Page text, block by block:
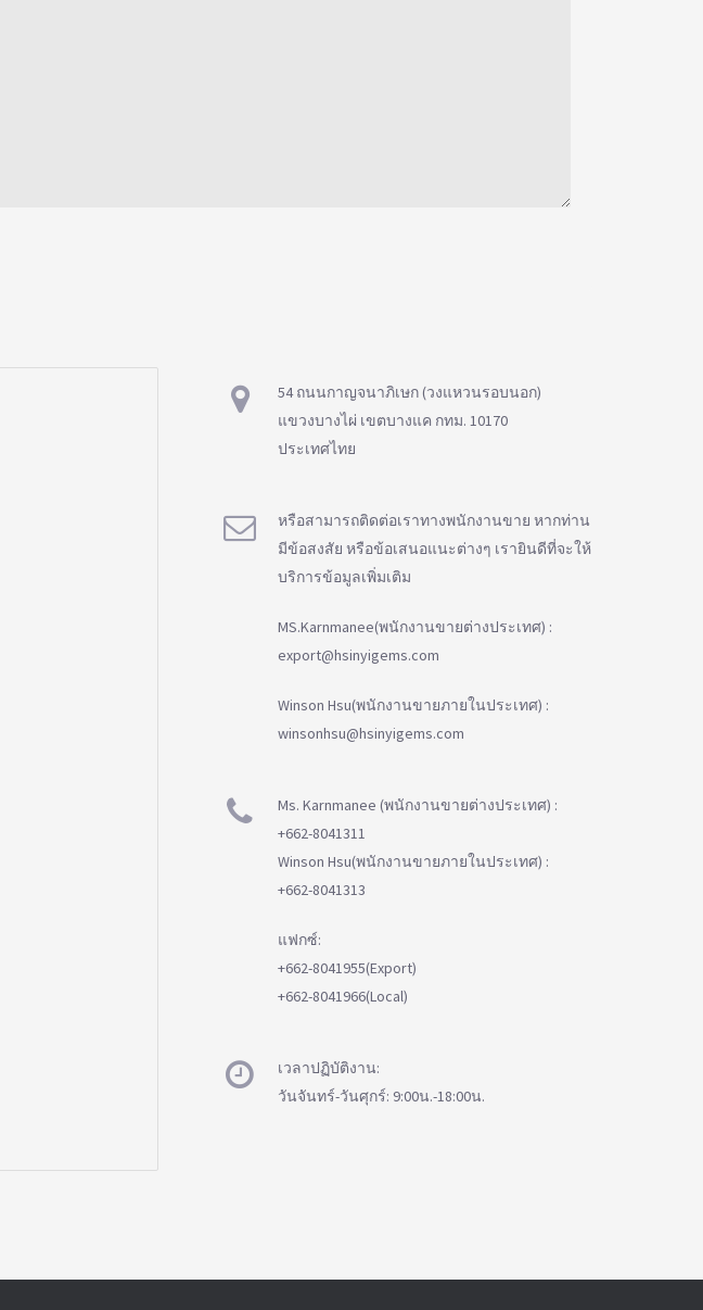
54 ถนนกาญจนาภิเษก (วงแหวนรอบนอก)
แขวงบางไผ่ เขตบางแค กทม. 10170
ประเทศไทย
หรือสามารถติดต่อเราทางพนักงานขาย หากท่าน
มีข้อสงสัย หรือข้อเสนอแนะต่างๆ เรายินดีที่จะให้
บริการข้อมูลเพิ่มเติม
MS.Karnmanee(พนักงานขายต่างประเทศ) :
export@hsinyigems.com
Winson Hsu(พนักงานขายภายในประเทศ) :
winsonhsu@hsinyigems.com
Ms. Karnmanee (พนักงานขายต่างประเทศ) :
+662-8041311
Winson Hsu(พนักงานขายภายในประเทศ) :
+662-8041313
แฟกซ์:
+662-8041955(Export)
+662-8041966(Local)
เวลาปฏิบัติงาน:
วันจันทร์-วันศุกร์: 9:00น.-18:00น.